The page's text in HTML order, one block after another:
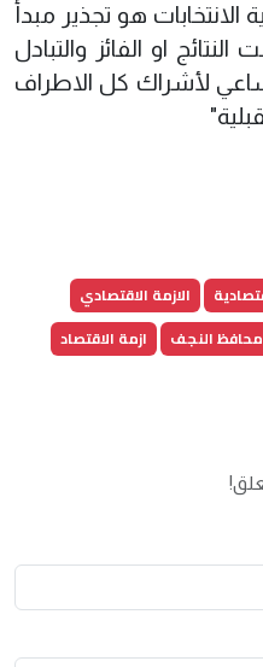
هو تجذير مبدأ
او الفائز والتبادل
لأشراك كل الاطراف
الازمة الاقتصادي
محافظ النجف ازمة الاقتصاد